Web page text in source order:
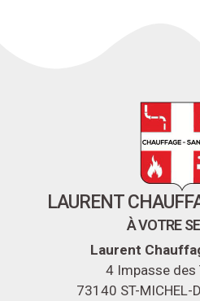
LAURENT
À VOTRE
Laurent
4 Impasse des
73140 ST-MICHEL-